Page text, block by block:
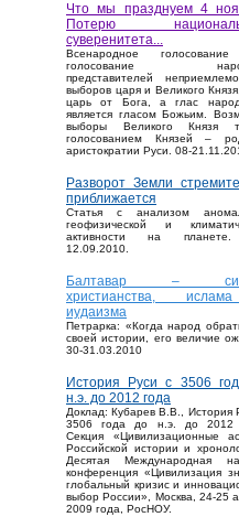
Что мы празднуем 4
Потерю
суверенитета...
Bсенародное
голосование
представителей
выборов царя и Великого
царь от Бога, а глас
является гласом Божьим.
выборы Великого Князя
голосованием Князей –
аристократии Руси. 08-
Разворот Земли
приближается
Статья с анализом
геофизической и
активности на
12.09.2010.
Балтавар –
христианства,
иудаизма
Петрарка: «Когда народ
своей истории, его величие
30-31.03.2010
История Руси с 3506
н.э. до 2012 года
Доклад: Кубарев В.В., История
3506 года до н.э. до 2012
Секция «Цивилизационные
Российской истории и
Десятая Международная
конференция «Цивилизация
глобальный кризис и
выбор России», Москва, 24-25
2009 года, РосНОУ.